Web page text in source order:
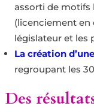
assorti de motifs
(licenciement en
législateur et les
La création
regroupant les
Des